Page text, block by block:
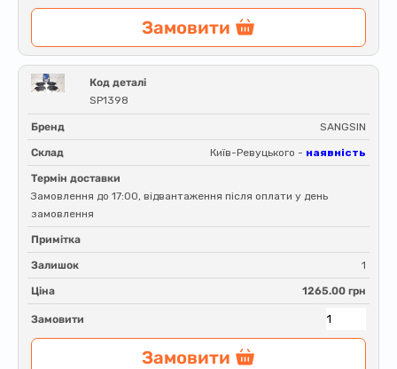
Замовити
Код деталі
SP1398
Бренд SANGSIN
Склад Київ-Ревуцького - наявність
Термін доставки
Замовлення до 17:00, відвантаження після оплати у день
замовлення
Примітка
Залишок 1
Ціна 1265.00 грн
Замовити
Замовити